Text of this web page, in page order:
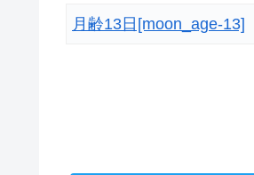
月齢13日[moon_age-13]